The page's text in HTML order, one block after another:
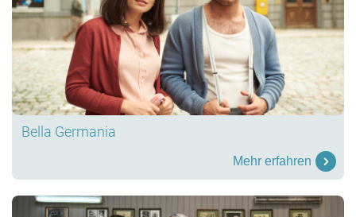
Bella Germania
Mehr erfahren